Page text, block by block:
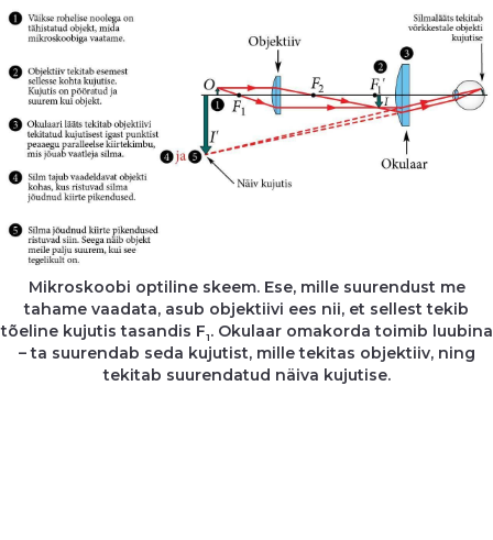
Mikroskoobi optiline skeem. Ese, mille suurendust me
tahame vaadata, asub objektiivi ees nii, et sellest tekib
tõeline kujutis tasandis F1. Okulaar omakorda toimib luubina
– ta suurendab seda kujutist, mille tekitas objektiiv, ning
tekitab suurendatud näiva kujutise.